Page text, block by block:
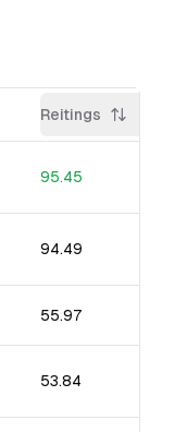
Reitings
95.45
94.49
55.97
53.84